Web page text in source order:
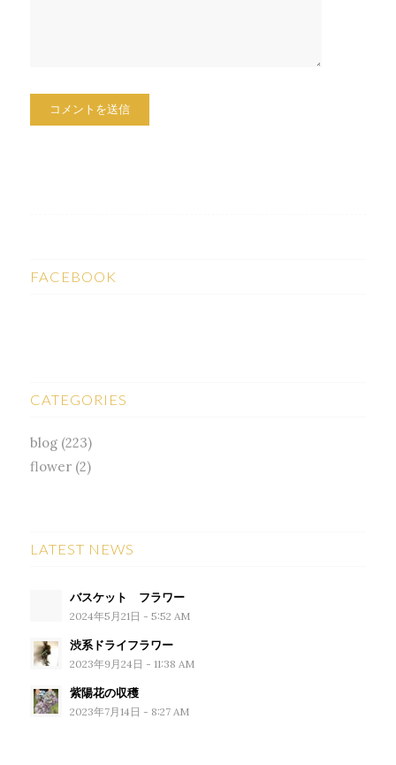
FACEBOOK
CATEGORIES
blog(223)
flower(2)
LATEST NEWS
バスケット フラワー
2024年5月21日 - 5:52 AM
渋系ドライフラワー
2023年9月24日 - 11:38 AM
紫陽花の収穫
2023年7月14日 - 8:27 AM